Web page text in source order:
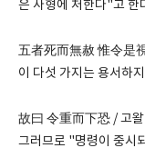
은 사형에 처한다"고 한
五者死而無赦 惟令是
이 다섯 가지는 용서하
故曰 令重而下恐 / 고왈
그러므로 "명령이 중시